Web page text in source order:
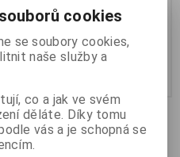
13,60 Kč (0,576 EUR)
11,20 Kč(0,475 EUR)(Vaše cena
bez DPH:)
cookies
se soubory cookies,
naše služby a
co a jak ve svém
děláte. Díky tomu
vás a je schopná se